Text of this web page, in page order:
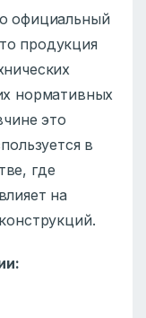
официальный
продукция
нормативных
это
в
где
на